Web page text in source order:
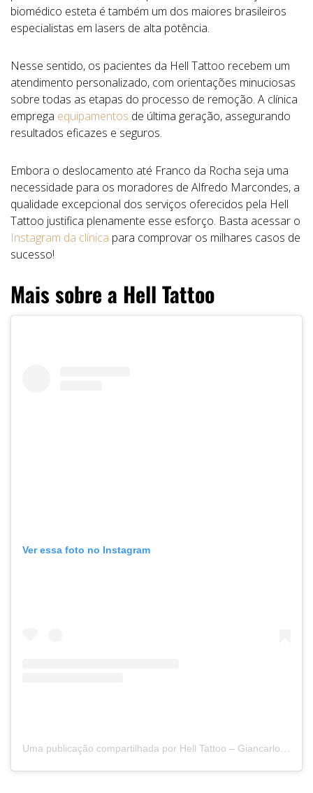
biomédico esteta é também um dos maiores brasileiros
especialistas em lasers de alta potência.
Nesse sentido, os pacientes da Hell Tattoo recebem um
atendimento personalizado, com orientações minuciosas
sobre todas as etapas do processo de remoção. A clínica
emprega equipamentos de última geração, assegurando
resultados eficazes e seguros.
Embora o deslocamento até Franco da Rocha seja uma
necessidade para os moradores de Alfredo Marcondes, a
qualidade excepcional dos serviços oferecidos pela Hell
Tattoo justifica plenamente esse esforço. Basta acessar o
Instagram da clínica para comprovar os milhares casos de
sucesso!
Mais sobre a Hell Tattoo
Ver essa foto no Instagram
Uma publicação compartilhada por Hell Tattoo – Giancarlo Pincelli – Tattoo Removal (@helltatto)